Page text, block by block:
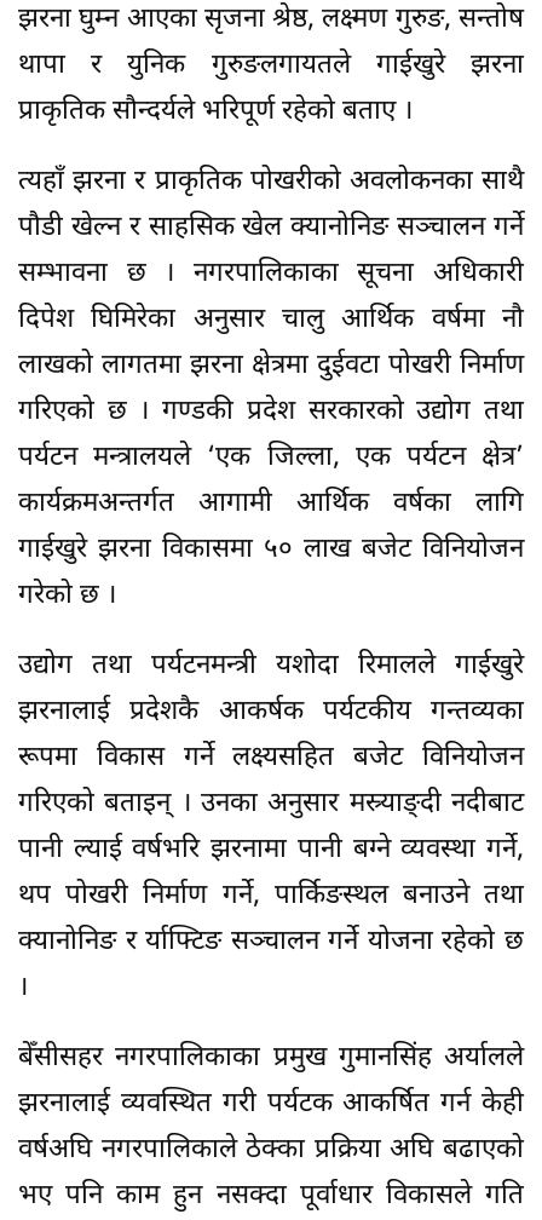
झरना घुम्न आएका सृजना श्रेष्ठ, लक्ष्मण गुरुङ, सन्तोष
थापा र युनिक गुरुङलगायतले गाईखुरे झरना
प्राकृतिक सौन्दर्यले भरिपूर्ण रहेको बताए ।
त्यहाँ झरना र प्राकृतिक पोखरीको अवलोकनका साथै
पौडी खेल्न र साहसिक खेल क्यानोनिङ सञ्चालन गर्ने
सम्भावना छ । नगरपालिकाका सूचना अधिकारी
दिपेश घिमिरेका अनुसार चालु आर्थिक वर्षमा नौ
लाखको लागतमा झरना क्षेत्रमा दुईवटा पोखरी निर्माण
गरिएको छ । गण्डकी प्रदेश सरकारको उद्योग तथा
पर्यटन मन्त्रालयले ‘एक जिल्ला, एक पर्यटन क्षेत्र’
कार्यक्रमअन्तर्गत आगामी आर्थिक वर्षका लागि
गाईखुरे झरना विकासमा ५० लाख बजेट विनियोजन
गरेको छ ।
उद्योग तथा पर्यटनमन्त्री यशोदा रिमालले गाईखुरे
झरनालाई प्रदेशकै आकर्षक पर्यटकीय गन्तव्यका
रूपमा विकास गर्ने लक्ष्यसहित बजेट विनियोजन
गरिएको बताइन् । उनका अनुसार मस्र्याङ्दी नदीबाट
पानी ल्याई वर्षभरि झरनामा पानी बग्ने व्यवस्था गर्ने,
थप पोखरी निर्माण गर्ने, पार्किङस्थल बनाउने तथा
क्यानोनिङ र र्याफ्टिङ सञ्चालन गर्ने योजना रहेको छ
।
बेँसीसहर नगरपालिकाका प्रमुख गुमानसिंह अर्यालले
झरनालाई व्यवस्थित गरी पर्यटक आकर्षित गर्न केही
वर्षअघि नगरपालिकाले ठेक्का प्रक्रिया अघि बढाएको
भए पनि काम हुन नसक्दा पूर्वाधार विकासले गति